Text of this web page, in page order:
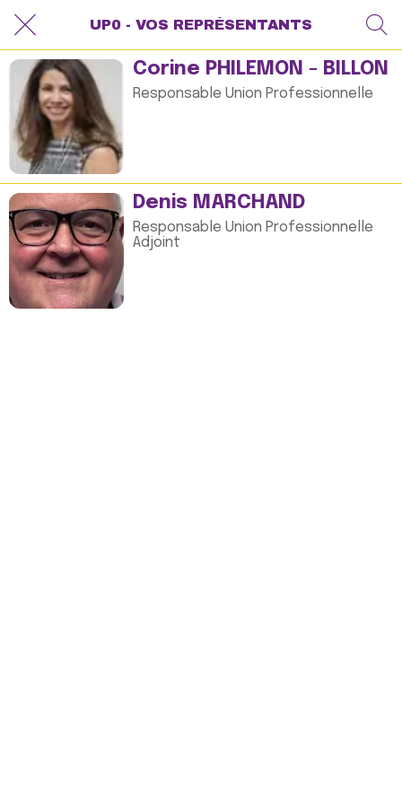
UP0 - VOS REPRÉSENTANTS
Corine PHILÉMON - BILLON
Responsable Union Professionnelle
Denis MARCHAND
Responsable Union Professionnelle
Adjoint